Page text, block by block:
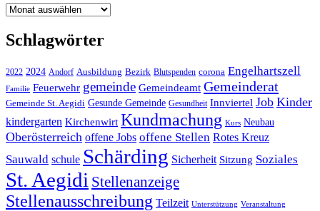
Archiv
Schlagwörter
2022 2024 Andorf Ausbildung Bezirk Blutspenden corona Engelhartszell
Familie Feuerwehr gemeinde Gemeindeamt Gemeinderat
Gemeinde St. Aegidi Gesunde Gemeinde Gesundheit Innviertel Job Kinder
kindergarten Kirchenwirt Kundmachung Kurs Neubau
Oberösterreich offene Jobs offene Stellen Rotes Kreuz
Sauwald schule Schärding Sicherheit Sitzung Soziales
St. Aegidi Stellenanzeige
Stellenausschreibung Teilzeit Unterstützung Veranstaltung